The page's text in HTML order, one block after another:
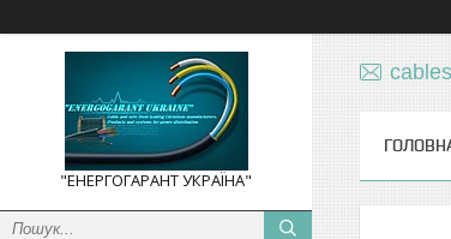
"ЕНЕРГОГАРАНТ УКРАЇНА"